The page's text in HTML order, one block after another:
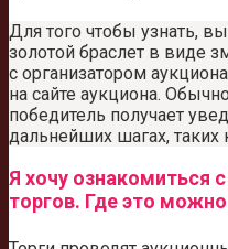
Для того чтобы узнать,
золотой браслет в виде
с организатором
на сайте аукциона.
победитель получает
дальнейших шагах, таких
Я хочу ознакомиться
торгов. Где это